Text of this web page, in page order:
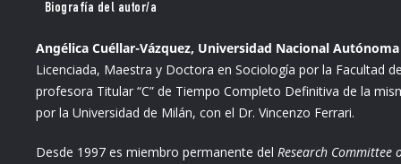
Biografía del autor/a
Angélica Cuéllar-Vázquez, Universidad Nacional
Licenciada, Maestra y Doctora en Sociología por la Facultad
profesora Titular “C” de Tiempo Completo Definitiva de la
por la Universidad de Milán, con el Dr. Vincenzo Ferrari.
Desde 1997 es miembro permanente del Research Committee